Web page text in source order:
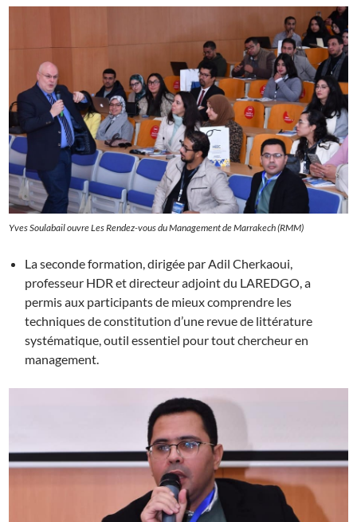
Yves Soulabail ouvre Les Rendez-vous du Management de Marrakech (RMM)
La seconde formation, dirigée par Adil Cherkaoui,
professeur HDR et directeur adjoint du LAREDGO, a
permis aux participants de mieux comprendre les
techniques de constitution d’une revue de littérature
systématique, outil essentiel pour tout chercheur en
management.